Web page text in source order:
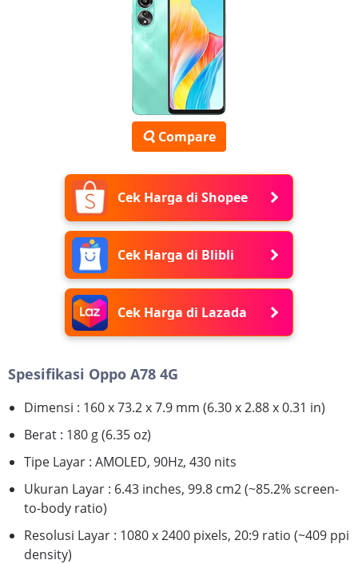
Compare
Cek Harga di Shopee
Cek Harga di Blibli
Cek Harga di Lazada
Spesifikasi Oppo A78 4G
Dimensi : 160 x 73.2 x 7.9 mm (6.30 x 2.88 x 0.31 in)
Berat : 180 g (6.35 oz)
Tipe Layar : AMOLED, 90Hz, 430 nits
Ukuran Layar : 6.43 inches, 99.8 cm2 (~85.2% screen-
to-body ratio)
Resolusi Layar : 1080 x 2400 pixels, 20:9 ratio (~409 ppi
density)